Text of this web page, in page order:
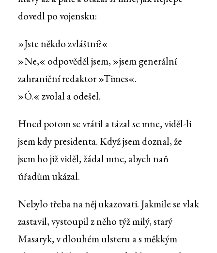
dovedl po vojensku:
»Jste někdo zvláštní?«
»Ne,« odpověděl jsem, »jsem generální
zahraniční redaktor »Times«.
»Ó.« zvolal a odešel.
Hned potom se vrátil a tázal se mne, viděl-li
jsem kdy presidenta. Když jsem doznal, že
jsem ho již viděl, žádal mne, abych naň
úřadům ukázal.
Nebylo třeba na něj ukazovati. Jakmile se vlak
zastavil, vystoupil z něho týž milý, starý
Masaryk, v dlouhém ulsteru a s měkkým